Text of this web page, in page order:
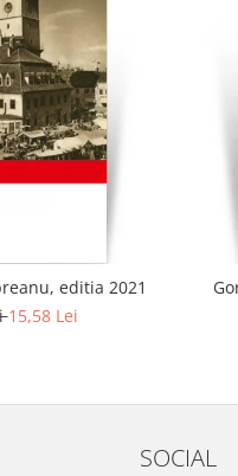
editia 2021
15,58 Lei
SOCIAL